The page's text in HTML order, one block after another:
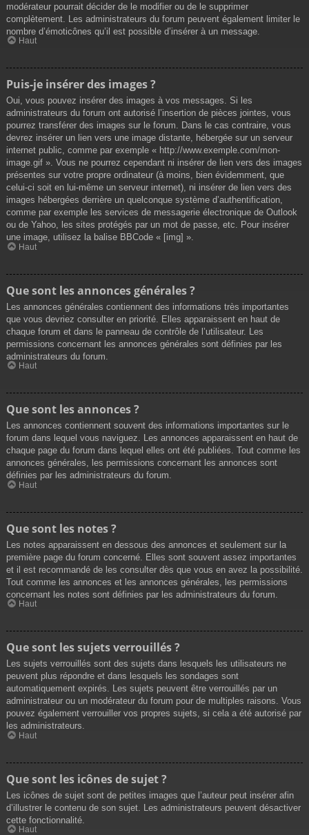
modérateur pourrait décider de le modifier ou de le supprimer
complètement. Les administrateurs du forum peuvent également limiter le
nombre d’émoticônes qu’il est possible d’insérer à un message.
Haut
Puis-je insérer des images ?
Oui, vous pouvez insérer des images à vos messages. Si les
administrateurs du forum ont autorisé l’insertion de pièces jointes, vous
pourrez transférer des images sur le forum. Dans le cas contraire, vous
devrez insérer un lien vers une image distante, hébergée sur un serveur
internet public, comme par exemple « http://www.exemple.com/mon-
image.gif ». Vous ne pourrez cependant ni insérer de lien vers des images
présentes sur votre propre ordinateur (à moins, bien évidemment, que
celui-ci soit en lui-même un serveur internet), ni insérer de lien vers des
images hébergées derrière un quelconque système d’authentification,
comme par exemple les services de messagerie électronique de Outlook
ou de Yahoo, les sites protégés par un mot de passe, etc. Pour insérer
une image, utilisez la balise BBCode « [img] ».
Haut
Que sont les annonces générales ?
Les annonces générales contiennent des informations très importantes
que vous devriez consulter en priorité. Elles apparaissent en haut de
chaque forum et dans le panneau de contrôle de l’utilisateur. Les
permissions concernant les annonces générales sont définies par les
administrateurs du forum.
Haut
Que sont les annonces ?
Les annonces contiennent souvent des informations importantes sur le
forum dans lequel vous naviguez. Les annonces apparaissent en haut de
chaque page du forum dans lequel elles ont été publiées. Tout comme les
annonces générales, les permissions concernant les annonces sont
définies par les administrateurs du forum.
Haut
Que sont les notes ?
Les notes apparaissent en dessous des annonces et seulement sur la
première page du forum concerné. Elles sont souvent assez importantes
et il est recommandé de les consulter dès que vous en avez la possibilité.
Tout comme les annonces et les annonces générales, les permissions
concernant les notes sont définies par les administrateurs du forum.
Haut
Que sont les sujets verrouillés ?
Les sujets verrouillés sont des sujets dans lesquels les utilisateurs ne
peuvent plus répondre et dans lesquels les sondages sont
automatiquement expirés. Les sujets peuvent être verrouillés par un
administrateur ou un modérateur du forum pour de multiples raisons. Vous
pouvez également verrouiller vos propres sujets, si cela a été autorisé par
les administrateurs.
Haut
Que sont les icônes de sujet ?
Les icônes de sujet sont de petites images que l’auteur peut insérer afin
d’illustrer le contenu de son sujet. Les administrateurs peuvent désactiver
cette fonctionnalité.
Haut